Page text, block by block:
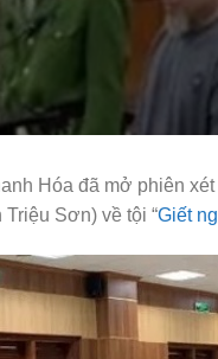
Hóa đã mở phiên
Sơn) về tội “Giết